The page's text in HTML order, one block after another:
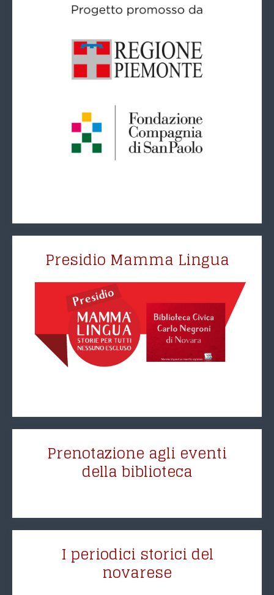
Presidio Mamma Lingua
Prenotazione agli eventi
della biblioteca
I periodici storici del
novarese